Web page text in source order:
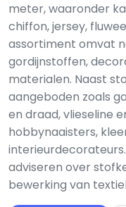
meter, waaronder
chiffon, jersey,
assortiment omvat
gordijnstoffen,
materialen. Naast
aangeboden zoals
en draad, vlieseline
hobbynaaisters,
adviseren over
bewerking van